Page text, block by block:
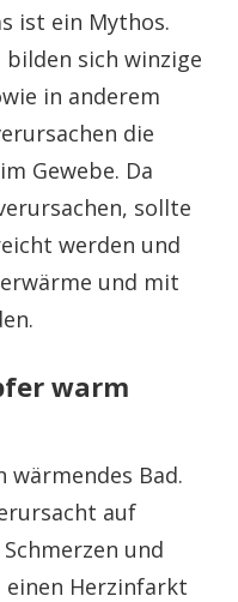
ist ein Mythos.
sich winzige
in anderem
die
Gewebe. Da
sollte
werden und
und mit
warm
Bad.
auf
und
einen Herzinfarkt